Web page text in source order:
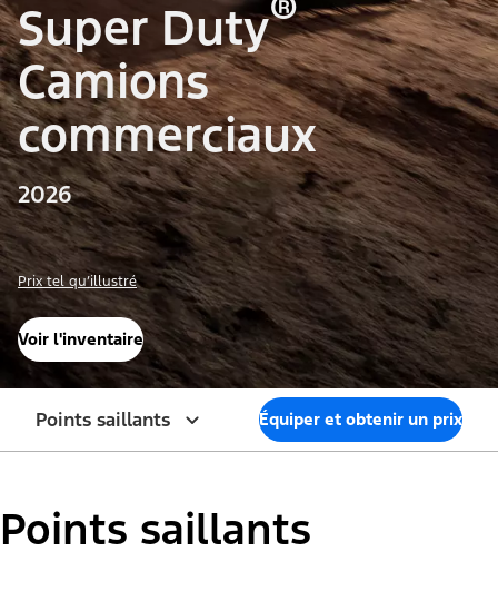
Super Duty
Camions
commerciaux
2026
Prix tel qu’illustré
Voir l'inventaire
Points saillants Équiper et obtenir un prix
Points saillants